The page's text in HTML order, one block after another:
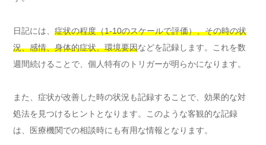
日記には、 症状の程度（1-10のスケールで評価）、その時の状
況、感情、身体的症状、環境要因などを記録します。これを数
週間続けることで、個人特有のトリガーが明らかになります。
また、症状が改善した時の状況も記録することで、効果的な対
処法を見つけるヒントとなります。このような客観的な記録
は、医療機関での相談時にも有用な情報となります。